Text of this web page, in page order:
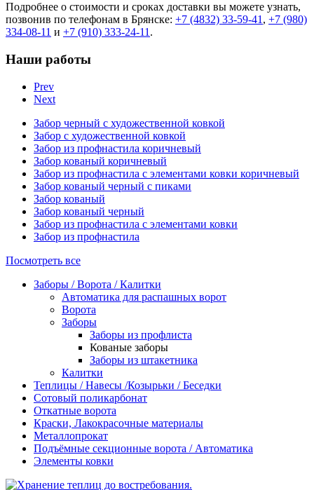
Подробнее о стоимости и сроках доставки вы можете узнать,
позвонив по телефонам в Брянске: +7 (4832) 33-59-41 , +7 (980)
334-08-11 и +7 (910) 333-24-11 .
Наши работы
Prev
Next
Забор черный с художественной ковкой
Забор с художественной ковкой
Забор из профнастила коричневый
Забор кованый коричневый
Забор из профнастила с элементами ковки коричневый
Забор кованый черный с пиками
Забор кованый
Забор кованый черный
Забор из профнастила с элементами ковки
Забор из профнастила
Посмотреть все
Заборы / Ворота / Калитки
Автоматика для распашных ворот
Ворота
Заборы
Заборы из профлиста
Кованые заборы
Заборы из штакетника
Калитки
Теплицы / Навесы /Козырьки / Беседки
Сотовый поликарбонат
Откатные ворота
Краски, Лакокрасочные материалы
Металлопрокат
Подъёмные секционные ворота / Автоматика
Элементы ковки